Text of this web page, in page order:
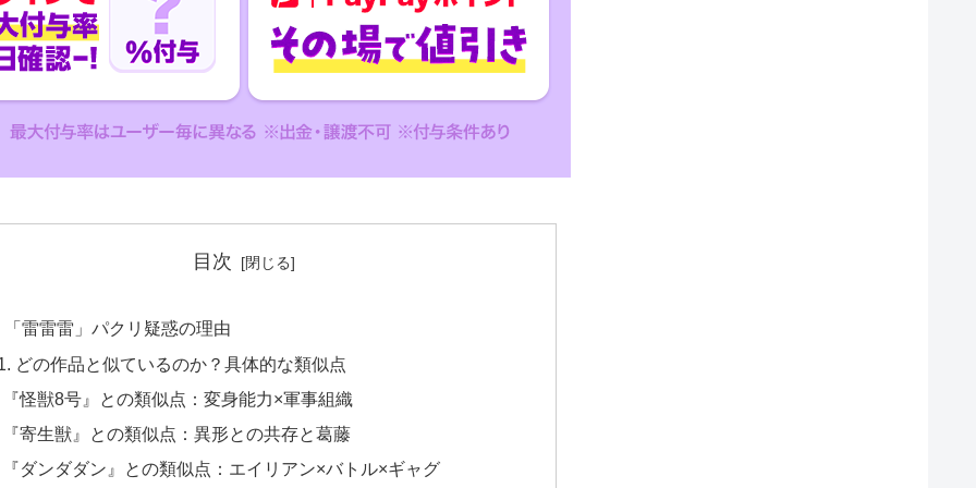
目次
「雷雷雷」パクリ疑惑の理由
どの作品と似ているのか？具体的な類似点
『怪獣8号』との類似点：変身能力×軍事組織
『寄生獣』との類似点：異形との共存と葛藤
『ダンダダン』との類似点：エイリアン×バトル×ギャグ